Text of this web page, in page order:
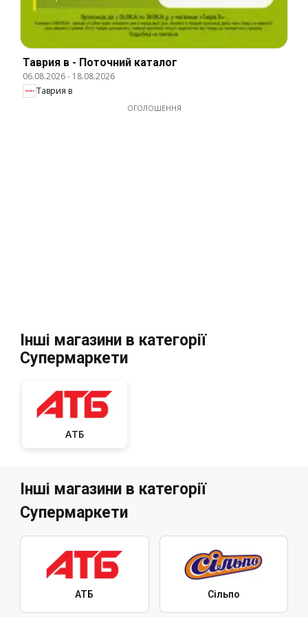
Таврия в - Поточний каталог
06.08.2026- 18.08.2026
Таврия в
ОГОЛОШЕННЯ
Інші магазини в категорії
Супермаркети
АТБ
Інші магазини в категорії
Супермаркети
АТБ Сільпо